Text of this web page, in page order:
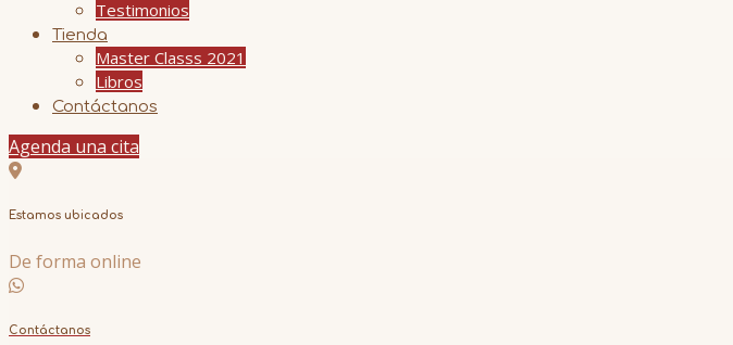
Testimonios
Tienda
Master Classs 2021
Libros
Contáctanos
Agenda una cita
Estamos ubicados
De forma online
Contáctanos